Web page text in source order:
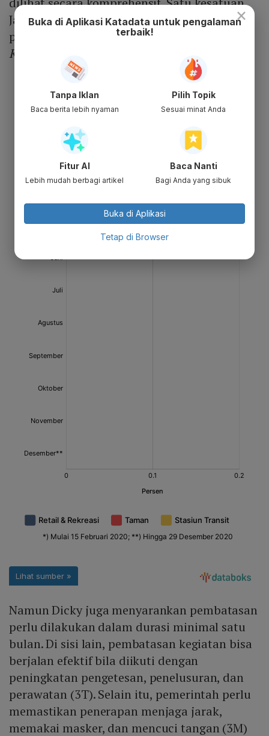
Jawa dan Bali sehingga intervensi tidak
parsial," kata Dicky saat dihubungi
Katadata.co.id
Namun Dicky juga menyarankan pembatasan
perlu dilakukan dalam durasi minimal satu
bulan. Di sisi lain, pembatasan kegiatan bisa
berjalan efektif bila diikuti dengan
peningkatan pengetesan, penelusuran, dan
perawatan (3T). Selain itu, pemerintah perlu
memastikan penerapan menjaga jarak,
memakai masker, dan mencuci tangan (3M)
×
Buka di Aplikasi Katadata untuk pengalaman
terbaik!
Tanpa Iklan
Baca berita lebih nyaman
Pilih Topik
Sesuai minat Anda
Fitur AI
Lebih mudah berbagi artikel
Baca Nanti
Bagi Anda yang sibuk
Buka di Aplikasi
Tetap di Browser